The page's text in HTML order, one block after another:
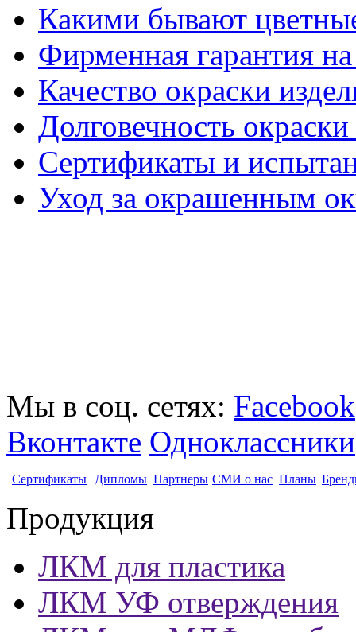
Какими бывают
Фирменная гарантия
Качество окраски
Долговечность
Сертификаты и
Уход за окрашенным
Мы в соц. сетях: Facebook
Вконтакте Одноклассники
Сертификаты Дипломы Партнеры СМИ о нас Планы
Продукция
ЛКМ для пластика
ЛКМ УФ отверждения